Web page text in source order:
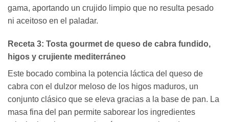
gama, aportando un crujido limpio que no resulta pesado
ni aceitoso en el paladar.
Receta 3: Tosta gourmet de queso de cabra fundido,
higos y crujiente mediterráneo
Este bocado combina la potencia láctica del queso de
cabra con el dulzor meloso de los higos maduros, un
conjunto clásico que se eleva gracias a la base de pan. La
masa fina del pan permite saborear los ingredientes